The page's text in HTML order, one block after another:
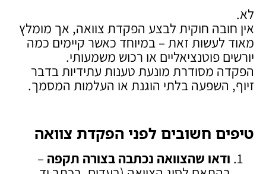
לא.
אין חובה חוקית לבצע הפקדת צוואה, אך מומלץ
מאוד לעשות זאת – במיוחד כאשר קיימים כמה
יורשים פוטנציאליים או רכוש משמעותי.
הפקדה מסודרת מונעת טענות עתידיות בדבר
זיוף, השפעה בלתי הוגנת או העלמות המסמך.
טיפים חשובים לפני הפקדת צוואה
ודאו שהצוואה נכתבה בצורה תקפה –